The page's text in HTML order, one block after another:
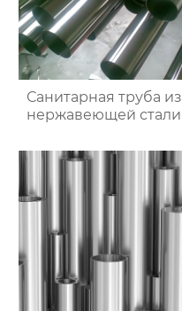
Санитарная труба из
нержавеющей стали